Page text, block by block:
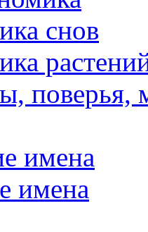
снов
поверья,
имена
имена